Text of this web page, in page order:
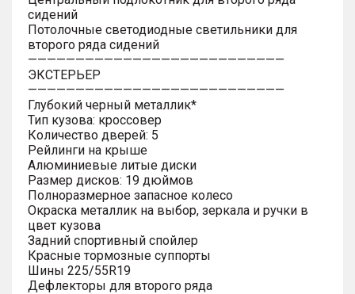
сидений
Потолочные светодиодные светильники для
второго ряда сидений
———————————————————————————
ЭКСТЕРЬЕР
———————————————————————————
Глубокий черный металлик*
Тип кузова: кроссовер
Количество дверей: 5
Рейлинги на крыше
Алюминиевые литые диски
Размер дисков: 19 дюймов
Полноразмерное запасное колесо
Окраска металлик на выбор, зеркала и ручки в
цвет кузова
Задний спортивный спойлер
Красные тормозные суппорты
Шины 225/55R19
Дефлекторы для второго ряда